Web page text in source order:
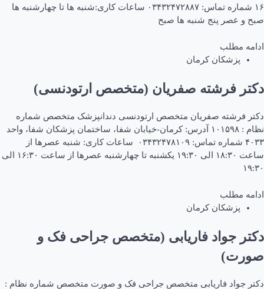
۱۶ شماره تماس: ۰۳۴۳۲۴۷۲۸۸۷ ساعات کاری:شنبه ها تا چهارشنبه ها
صبح و عصر پنج شنبه ها صبح
ادامه مطلب
پزشکان کرمان
دکتر فرشته صفریان (متخصص ارتودنسی)
دکتر فرشته صفریان متخصص ارتودنسی دندانپزشک متخصص شماره
نظام : ۱۰۱۵۹۸ آدرس: کرمان-خیابان شفا، ساختمان پزشکان شفا، واحد
۴۰۳۳ شماره تماس: ۰۳۴۳۲۴۷۸۱۰۹ ساعات کاری: شنبه عصرها از
ساعت ۱۸:۳۰ الی ۱۹:۳۰ یکشنبه تا چهارشنبه عصرها از ساعت ۱۶:۳۰ الی
۱۹:۳۰
ادامه مطلب
پزشکان کرمان
دکتر جواد فاریابی (متخصص جراحی فک و
صورت)
دکتر جواد فاریابی متخصص جراحی فک و صورت متخصص شماره نظام :